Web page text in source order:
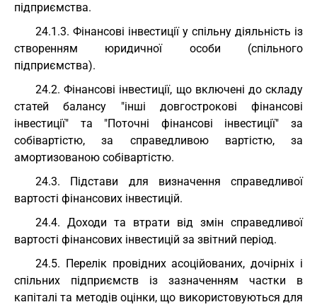
підприємства.
24.1.3. Фінансові інвестиції у спільну діяльність із
створенням юридичної особи (спільного
підприємства).
24.2. Фінансові інвестиції, що включені до складу
статей балансу "інші довгострокові фінансові
інвестиції" та "Поточні фінансові інвестиції" за
собівартістю, за справедливою вартістю, за
амортизованою собівартістю.
24.3. Підстави для визначення справедливої
вартості фінансових інвестицій.
24.4. Доходи та втрати від змін справедливої
вартості фінансових інвестицій за звітний період.
24.5. Перелік провідних асоційованих, дочірніх і
спільних підприємств із зазначенням частки в
капіталі та методів оцінки, що використовуються для